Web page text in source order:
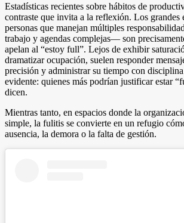
Estadísticas recientes sobre hábitos de
contraste que invita a la reflexión. Los
personas que manejan múltiples
trabajo y agendas complejas— son
apelan al “estoy full”. Lejos de exhibir
dramatizar ocupación, suelen responder
precisión y administrar su tiempo con
evidente: quienes más podrían justificar estar
dicen.
Mientras tanto, en espacios donde la
simple, la fulitis se convierte en un refugio
ausencia, la demora o la falta de gestión.